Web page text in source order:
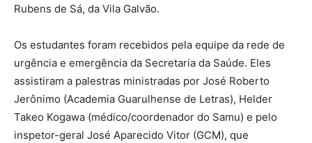
Rubens de Sá, da Vila Galvão.
Os estudantes foram recebidos pela equipe da rede de
urgência e emergência da Secretaria da Saúde. Eles
assistiram a palestras ministradas por José Roberto
Jerônimo (Academia Guarulhense de Letras), Helder
Takeo Kogawa (médico/coordenador do Samu) e pelo
inspetor-geral José Aparecido Vitor (GCM), que